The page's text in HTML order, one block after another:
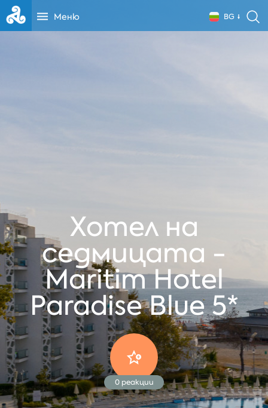
Меню BG
Хотел на
седмицата -
Maritim Hotel
Paradise Blue 5*
0реакции